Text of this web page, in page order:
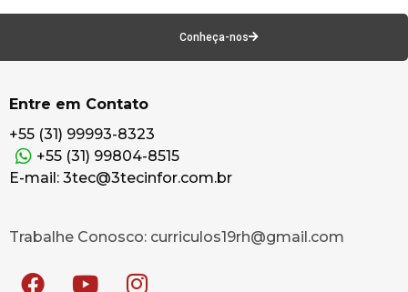
Conheça-nos
Entre em Contato
+55 (31) 99993-8323
+55 (31) 99804-8515
E-mail: 3tec@3tecinfor.com.br
Trabalhe Conosco: curriculos19rh@gmail.com